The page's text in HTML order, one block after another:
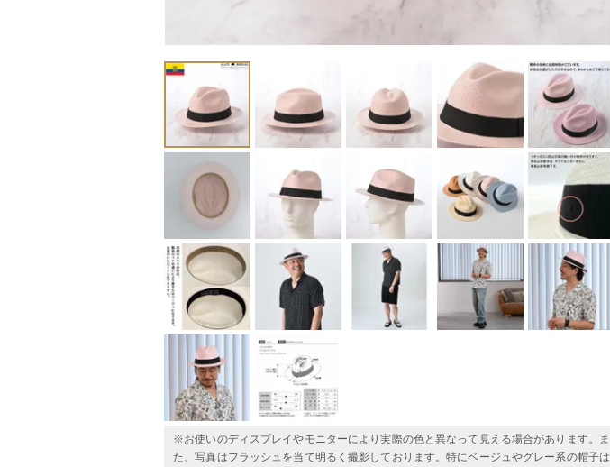
※お使いのディスプレイやモニターにより実際の色と異なって見える場合があります。ま
た、写真はフラッシュを当て明るく撮影しております。特にベージュやグレー系の帽子は